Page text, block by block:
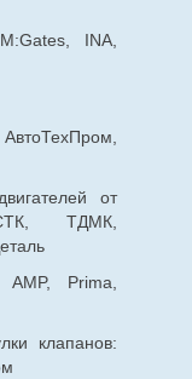
INA,
от
ТДМК,
Prima,
клапанов: